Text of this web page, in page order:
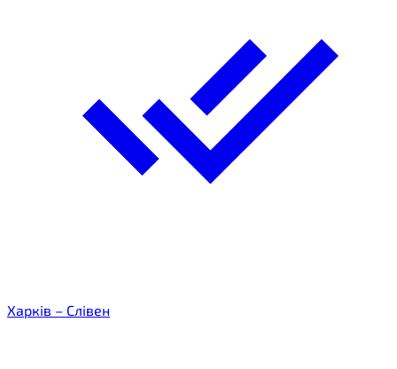
Харків – Слівен